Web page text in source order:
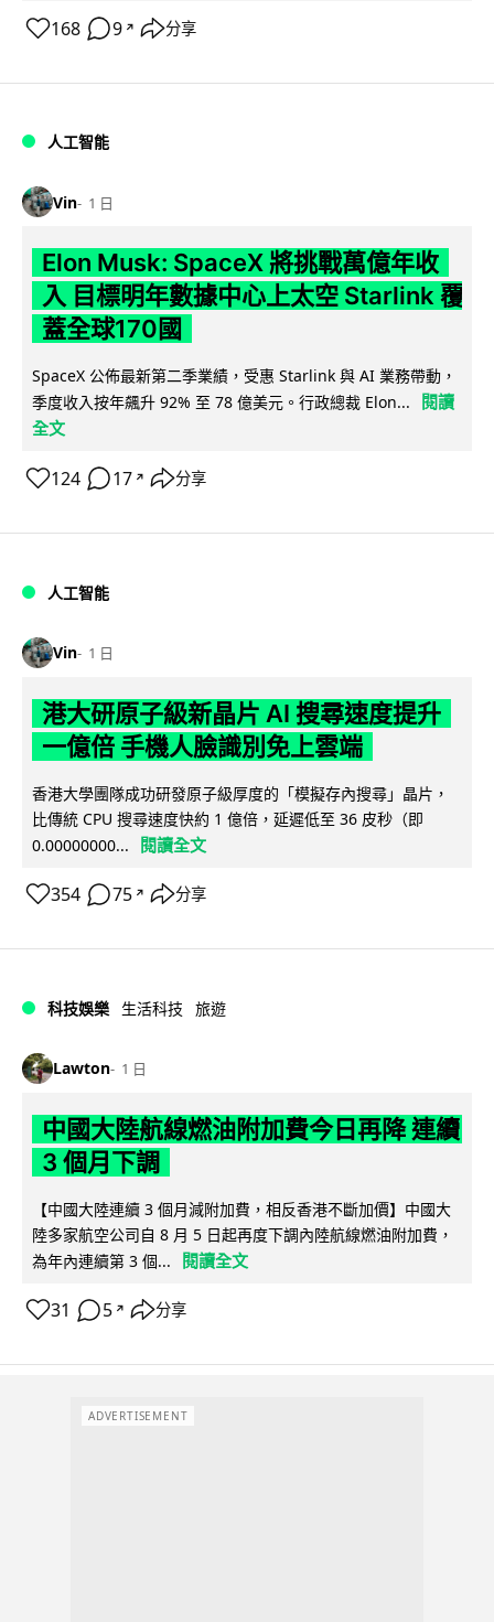
168 9 ↗ 分享
人工智能
Vin 1 日
Elon Musk: SpaceX 將挑戰萬億年收
入 目標明年數據中心上太空 Starlink 覆
蓋全球170國
SpaceX 公佈最新第二季業績，受惠 Starlink 與 AI 業務帶動，
季度收入按年飆升 92% 至 78 億美元。行政總裁 Elon...
閱讀
全文
124 17 ↗ 分享
人工智能
Vin 1 日
港大研原子級新晶片 AI 搜尋速度提升
一億倍 手機人臉識別免上雲端
香港大學團隊成功研發原子級厚度的「模擬存內搜尋」晶片，
比傳統 CPU 搜尋速度快約 1 億倍，延遲低至 36 皮秒（即
0.00000000...
閱讀全文
354 75 ↗ 分享
科技娛樂 生活科技 旅遊
Lawton 1 日
中國大陸航線燃油附加費今日再降 連續
3 個月下調
【中國大陸連續 3 個月減附加費，相反香港不斷加價】中國大
陸多家航空公司自 8 月 5 日起再度下調內陸航線燃油附加費，
為年內連續第 3 個...
閱讀全文
31 5 ↗ 分享
ADVERTISEMENT